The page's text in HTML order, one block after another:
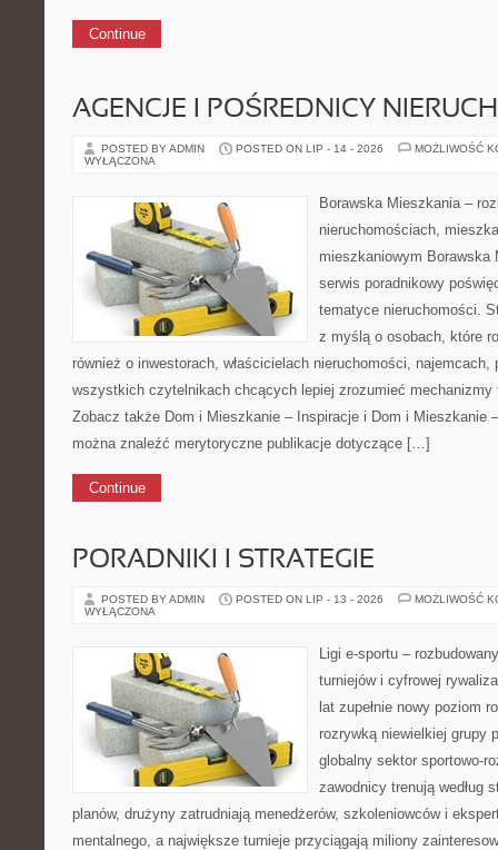
Continue
AGENCJE I POŚREDNICY
POSTED BY ADMIN POSTED ON LIP - 14 - 2026
MOŻLIWOŚĆ
WYŁĄCZONA
Borawska Mieszkania –
nieruchomościach,
mieszkaniowym Borawska
serwis poradnikowy
tematyce nieruchomości.
z myślą o osobach, które
również o inwestorach, właścicielach nieruchomości, najemcach,
wszystkich czytelnikach chcących lepiej zrozumieć mechanizmy
Zobacz także Dom i Mieszkanie – Inspiracje i Dom i Mieszkanie
można znaleźć merytoryczne publikacje dotyczące […]
Continue
PORADNIKI I STRATEGIE
POSTED BY ADMIN POSTED ON LIP - 13 - 2026
MOŻLIWOŚĆ
WYŁĄCZONA
Ligi e-sportu –
turniejów i cyfrowej
lat zupełnie nowy poziom
rozrywką niewielkiej grupy
globalny sektor sportowo-
zawodnicy trenują według
planów, drużyny zatrudniają menedżerów, szkoleniowców i
mentalnego, a największe turnieje przyciągają miliony